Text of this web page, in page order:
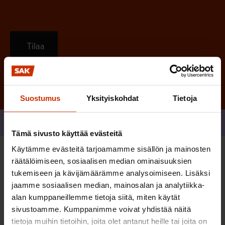
Suostumus Yksityiskohdat Tietoja
Tämä sivusto käyttää evästeitä
Käytämme evästeitä tarjoamamme sisällön ja mainosten
räätälöimiseen, sosiaalisen median ominaisuuksien
tukemiseen ja kävijämäärämme analysoimiseen. Lisäksi
jaamme sosiaalisen median, mainosalan ja analytiikka-
alan kumppaneillemme tietoja siitä, miten käytät
sivustoamme. Kumppanimme voivat yhdistää näitä
tietoja muihin tietoihin, joita olet antanut heille tai joita on
Tilaa
Sinua saattaa myös kiinnostaa
TASA-ARVO JA YHDENVERTAISUUS